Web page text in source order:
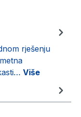
rješenju
Više